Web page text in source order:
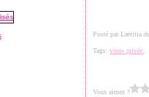
Posté par Laetitia
Tags:vente privée ,
Vous aimez ?